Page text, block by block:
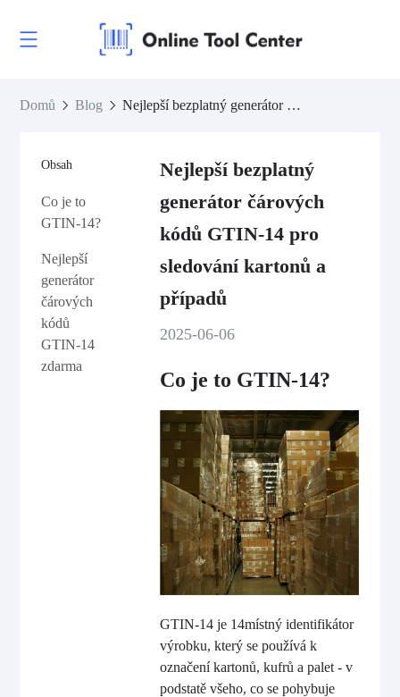
Domů Blog Nejlepší bezplatný generátor čárových kódů GTIN-14 pro sledování kartonů a případů
Obsah
Co je to
GTIN-14?
Nejlepší
generátor
čárových
kódů
GTIN-14
zdarma
Nejlepší bezplatný
generátor čárových
kódů GTIN-14 pro
sledování kartonů a
případů
2025-06-06
Co je to GTIN-14?
GTIN-14 je 14místný identifikátor
výrobku, který se používá k
označení kartonů, kufrů a palet - v
podstatě všeho, co se pohybuje